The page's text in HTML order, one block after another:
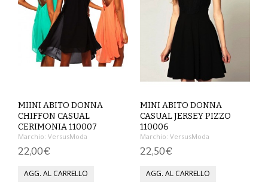
BAMBINO
DONNA
SPETTACOLO
ABITI TEATRALI
BALLETTO
MIINI ABITO DONNA
CHIFFON CASUAL
CERIMONIA 110007
Marchio: VersusModa
22,00€
MINI ABITO DONNA
CASUAL JERSEY PIZZO
110006
Marchio: VersusModa
22,50€